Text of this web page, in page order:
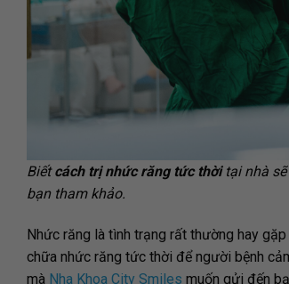
Biếtcách trị nhức răng tức thời tại nhà
bạn tham khảo.
Nhức răng là tình trạng rất thường hay
chữa nhức răng tức thời để người bệnh
mà Nha Khoa City Smiles muốn gửi đến